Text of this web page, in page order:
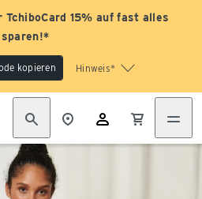
15% auf fast alles
sparen!*
kopieren Hinweis*